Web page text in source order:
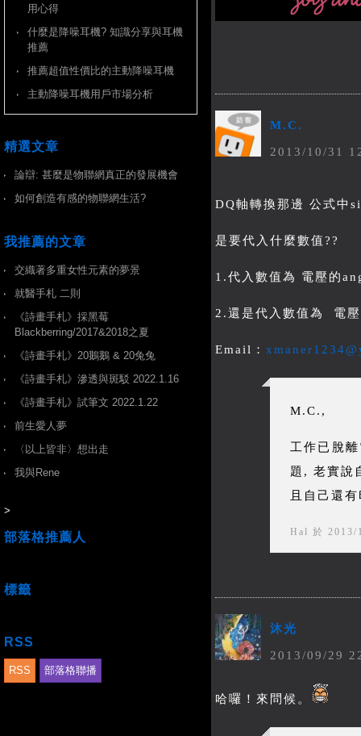
M.C.
2013/10/31
DQ軸轉換那邊 公式
是要代入什麼數值??
1.代入數值為 電壓的
2.還是代入數值為 電
Email：
M.C.,
工作已脫
題, 老實說
且自己還
Hal 於 2013/
沐光
2013/09/29
哈囉！來問候。
用心得
什麼是降噪耳機? 知識分享與耳機
推薦
推薦超值性價比的主動降噪耳機
主動降噪耳機用戶市場分析
精選文章
論辯: 甚麼是物聯網真正的發展機會
如何創造有感的物聯網生活?
我推薦的文章
交織著多重女性元素的夢景
就醫手札 二則
《詩畫手札》採黑莓
Blackberring/2017&2018之夏
《詩畫手札》20鵝鵝 & 20兔兔
《詩畫手札》滲透與斑駁 2022.1.16
《詩畫手札》試筆文 2022.1.22
前生愛人夢
〈以上皆非〉想出走
我與Rene
>
部落格推薦人
標籤
RSS
RSS 部落格聯播